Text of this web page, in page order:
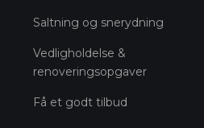
Saltning og snerydning
Vedligholdelse &
renoveringsopgaver
Få et godt tilbud​